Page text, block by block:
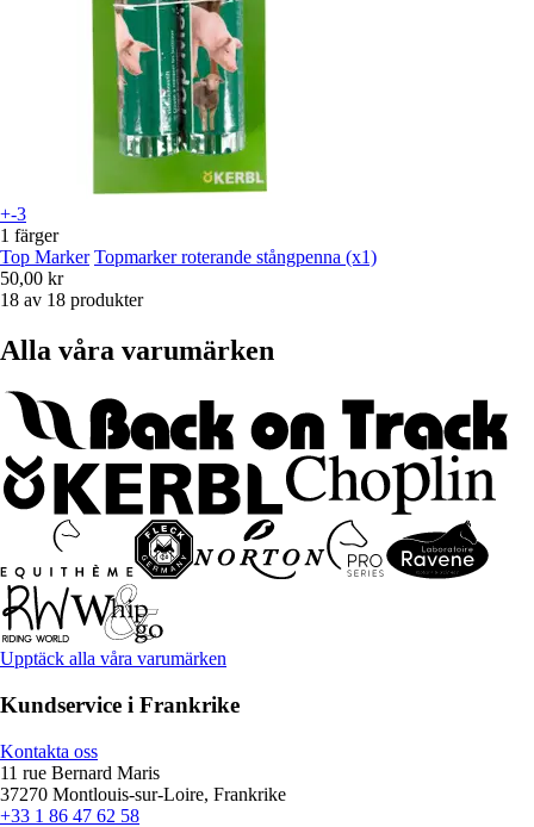
+-3
1 färger
Top Marker Topmarker roterande stångpenna (x1)
50,00 kr
18 av 18 produkter
Alla våra varumärken
Upptäck alla våra varumärken
Kundservice i Frankrike
Kontakta oss
11 rue Bernard Maris
37270 Montlouis-sur-Loire, Frankrike
+33 1 86 47 62 58